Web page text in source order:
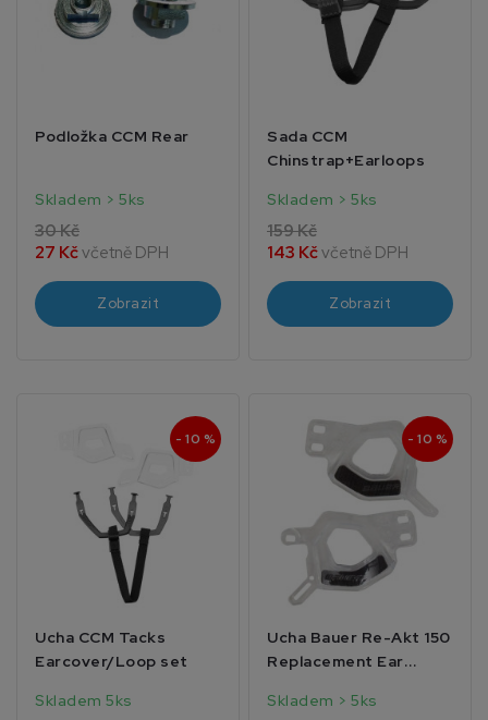
Podložka CCM Rear
Skladem > 5ks
30 Kč
27 Kčvčetně DPH
Zobrazit
Sada CCM
Chinstrap+Earloops
Skladem > 5ks
159 Kč
143 Kčvčetně DPH
Zobrazit
- 10 %
Ucha CCM Tacks
Earcover/Loop set
Skladem 5ks
- 10 %
Ucha Bauer Re-Akt 150
Replacement Ear
Skladem > 5ks